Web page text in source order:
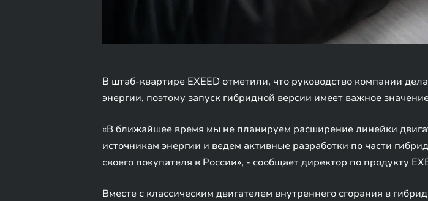
В штаб-квартире EXEED отметили, что руководство компании
энергии, поэтому запуск гибридной версии имеет важное
«В ближайшее время мы не планируем расширение линейки
источникам энергии и ведем активные разработки по части
своего покупателя в России», - сообщает директор по продукту
Вместе с классическим двигателем внутреннего сгорания в